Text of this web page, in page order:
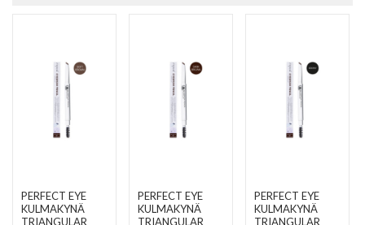
PERFECT EYE
KULMAKYNÄ
TRIANGULAR
PERFECT EYE
KULMAKYNÄ
TRIANGULAR
PERFECT EYE
KULMAKYNÄ
TRIANGULAR